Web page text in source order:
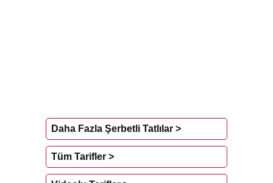
Daha Fazla Şerbetli Tatlılar >
Tüm Tarifler >